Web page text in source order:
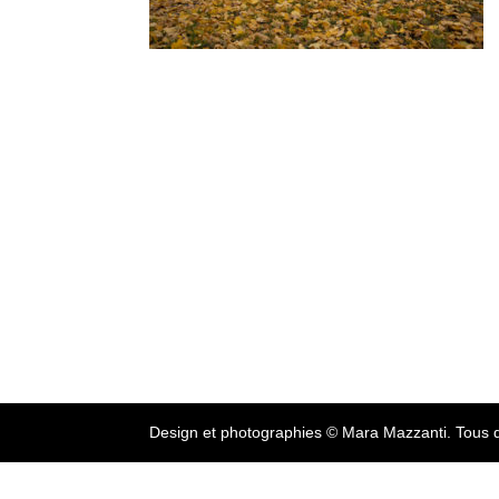
Design et photographies © Mara Mazzanti. Tous